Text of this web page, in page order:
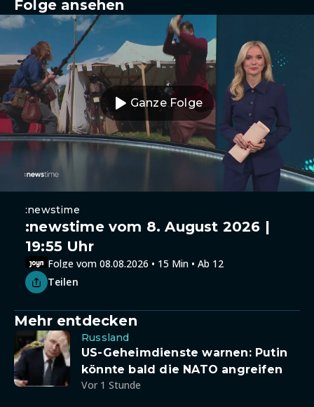
Folge ansehen
Ganze Folge
:newstime
:newstime vom 8. August 2026 |
19:55 Uhr
Folge vom 08.08.2026 • 15 Min • Ab 12
Teilen
Mehr entdecken
Russland
US-Geheimdienste warnen: Putin
könnte bald die NATO angreifen
Vor 1 Stunde